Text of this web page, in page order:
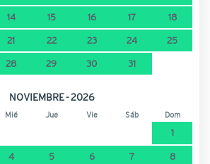
14 15 16 17 18
21 22 23 24 25
28 29 30 31
NOVIEMBRE - 2026
Mié Jue Vie Sáb Dom
1
4 5 6 7 8